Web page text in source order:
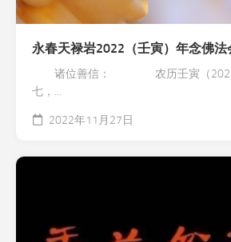
永春天禄岩2022（壬寅）年念佛法
诸位善信： 农历壬寅（2022
七，...
2022年11月27日